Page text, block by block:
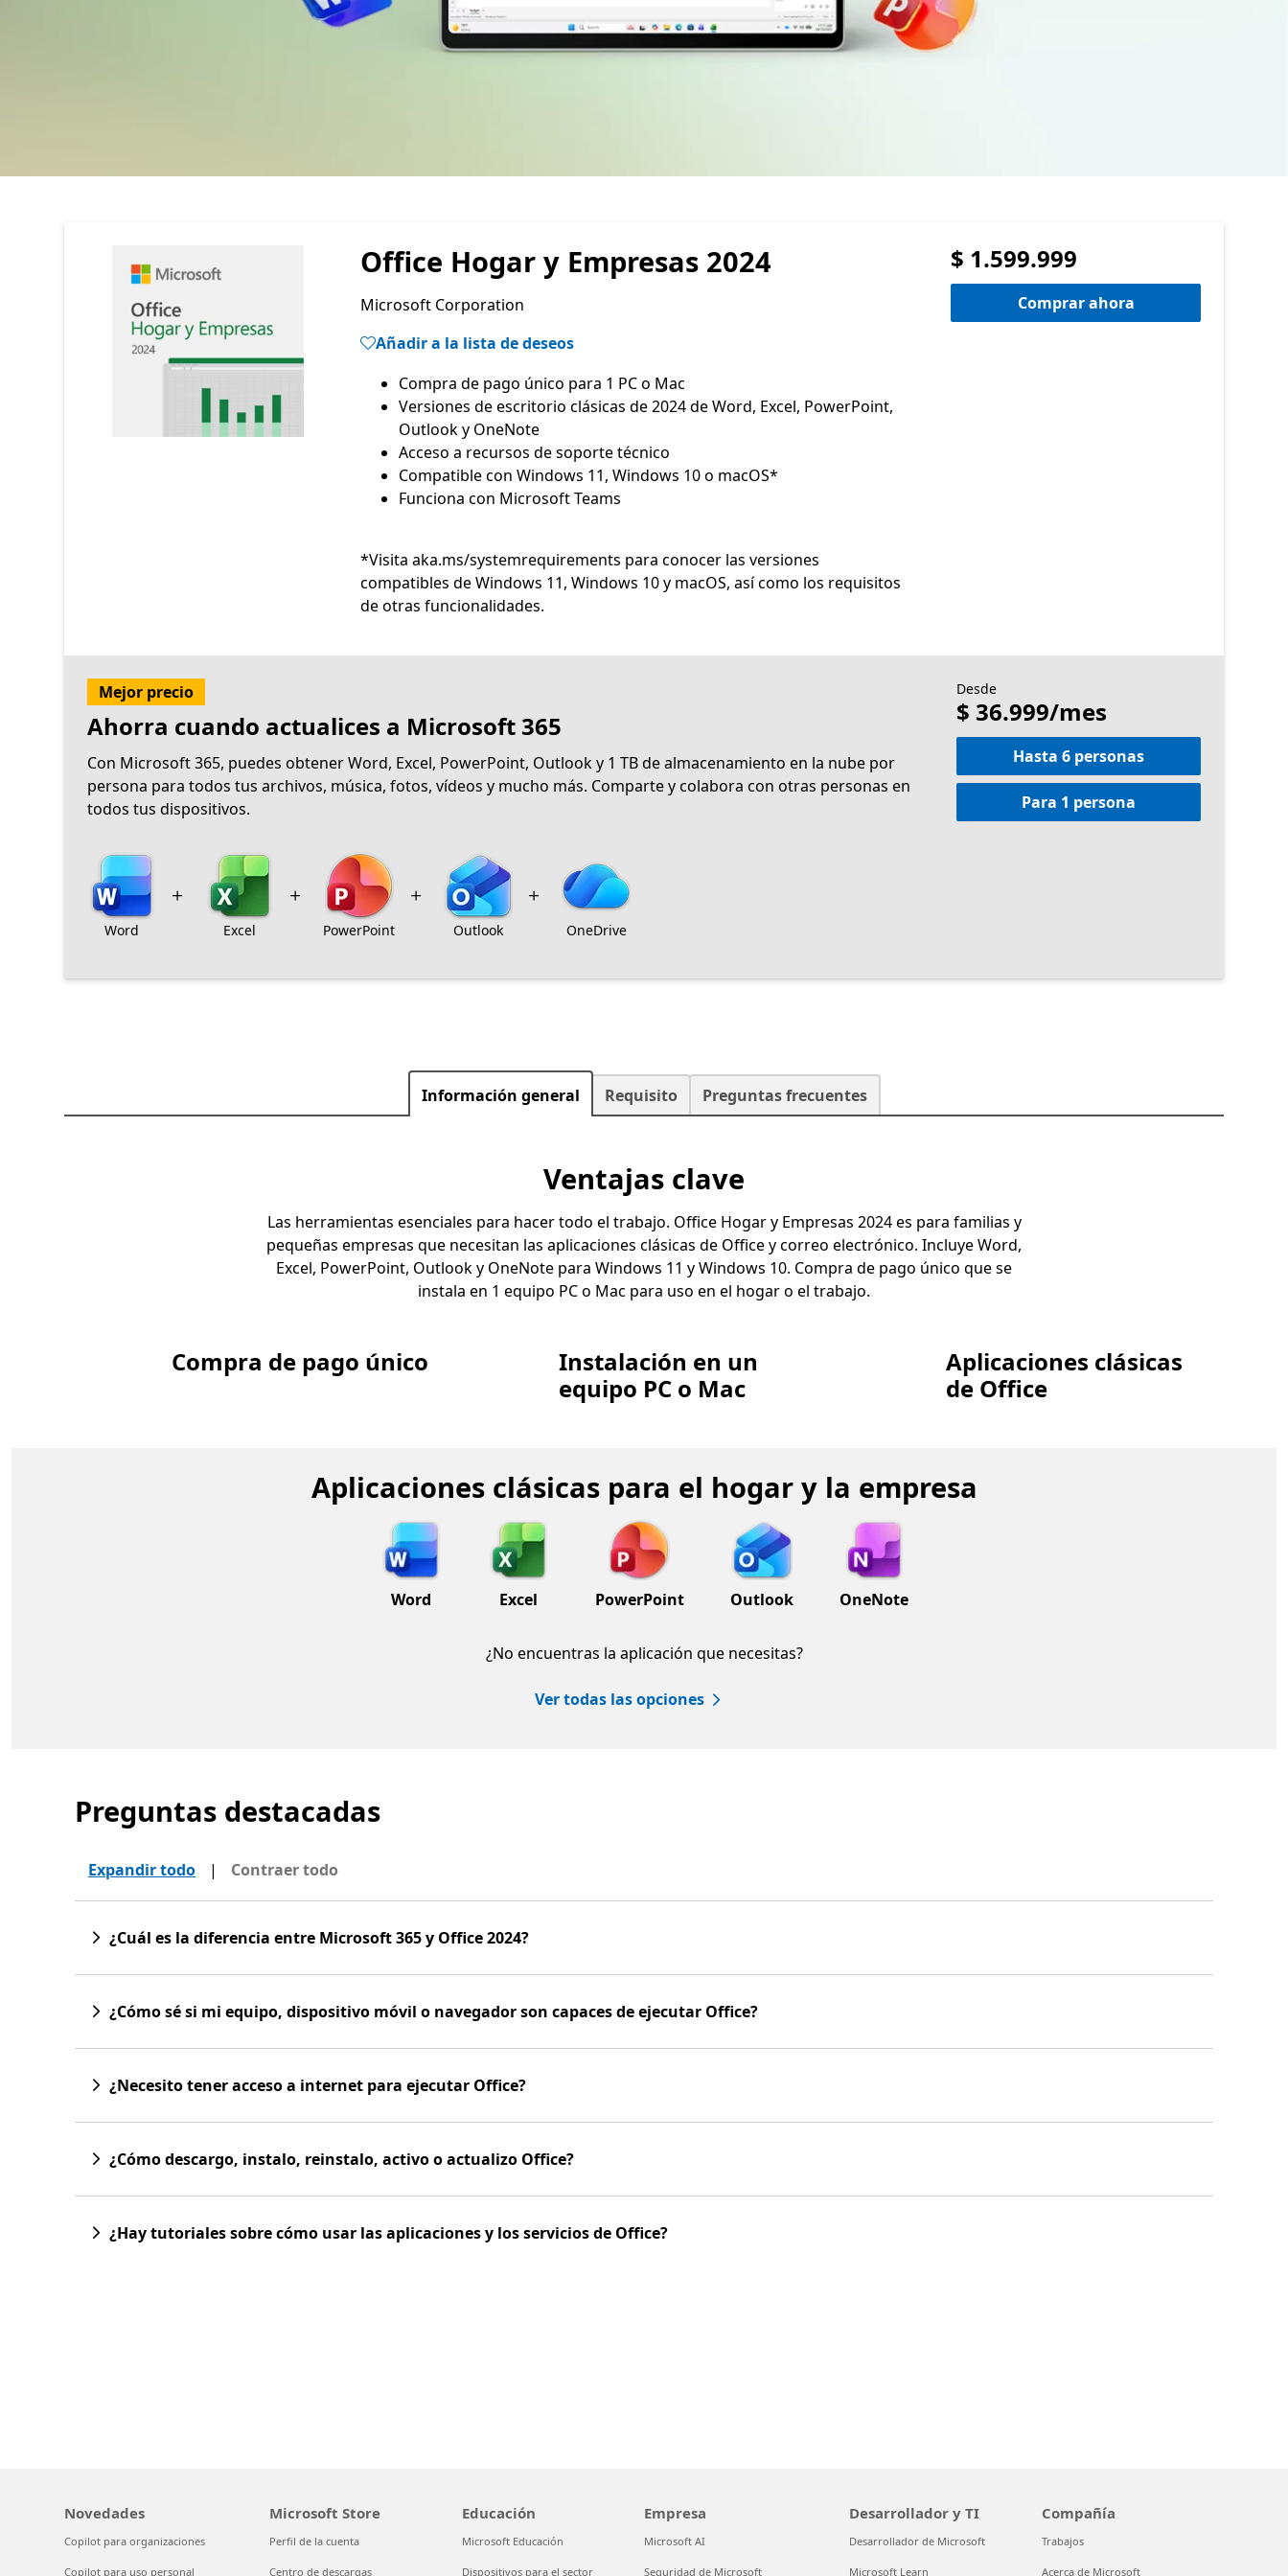
Office Hogar y Empresas 2024
Microsoft Corporation
Añadir a la lista de deseos
Versiones de escritorio clásicas de 2024 de Word, Excel, PowerPoint,
Outlook y OneNote
*Visita aka.ms/systemrequirements para conocer las versiones
compatibles de Windows 11, Windows 10 y macOS, así como los requisitos
$ 1.599.999
Comprar ahora
Mejor precio
Ahorra cuando actualices a Microsoft 365
Con Microsoft 365, puedes obtener Word, Excel, PowerPoint, Outlook y 1 TB de almacenamiento en la nube por
persona para todos tus archivos, música, fotos, vídeos y mucho más. Comparte y colabora con otras personas en
todos tus dispositivos.
Word Excel PowerPoint Outlook OneDrive
Desde
$ 36.999/mes
Hasta 6 personas
Para 1 persona
Información general Requisito Preguntas frecuentes
Ventajas clave
Las herramientas esenciales para hacer todo el trabajo. Office Hogar y Empresas 2024 es para familias y
pequeñas empresas que necesitan las aplicaciones clásicas de Office y correo electrónico. Incluye Word,
Excel, PowerPoint, Outlook y OneNote para Windows 11 y Windows 10. Compra de pago único que se
instala en 1 equipo PC o Mac para uso en el hogar o el trabajo.
Compra de pago único
Instalación en un
equipo PC o Mac
Aplicaciones clásicas
de Office
Aplicaciones clásicas para el hogar y la empresa
Word Excel PowerPoint Outlook OneNote
¿No encuentras la aplicación que necesitas?
Ver todas las opciones
Preguntas destacadas
Expandir todo | Contraer todo
¿Cuál es la diferencia entre Microsoft 365 y Office 2024?
¿Cómo sé si mi equipo, dispositivo móvil o navegador son capaces de ejecutar Office?
¿Necesito tener acceso a internet para ejecutar Office?
¿Cómo descargo, instalo, reinstalo, activo o actualizo Office?
¿Hay tutoriales sobre cómo usar las aplicaciones y los servicios de Office?
Novedades
Copilot para organizaciones
Copilot para uso personal
Microsoft Store
Perfil de la cuenta
Centro de descargas
Educación
Microsoft Educación
Dispositivos para el sector
Empresa
Microsoft AI
Seguridad de Microsoft
Desarrollador y TI
Desarrollador de Microsoft
Microsoft Learn
Compañía
Trabajos
Acerca de Microsoft